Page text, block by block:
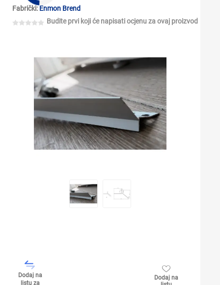
Fabrički: Enmon Brend
Budite prvi koji će napisati ocjenu za ovaj proizvod
Dodaj na
listu za
Dodaj na